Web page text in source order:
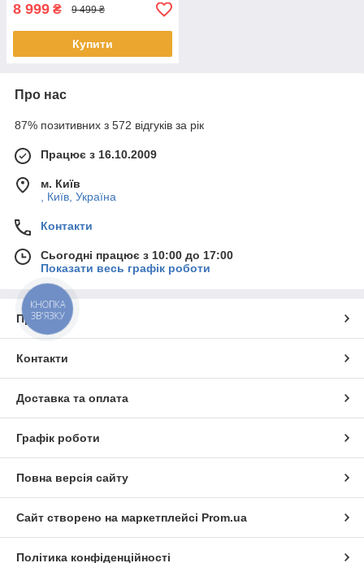
8 999 ₴ 9 499 ₴
Купити
Про нас
87% позитивних з 572 відгуків за рік
Працює з 16.10.2009
м. Київ
, Київ, Україна
Контакти
Сьогодні працює з 10:00 до 17:00
Показати весь графік роботи
Про нас
Контакти
Доставка та оплата
Графік роботи
Повна версія сайту
Сайт створено на маркетплейсі Prom.ua
Політика конфіденційності
КНОПКА
ЗВ'ЯЗКУ